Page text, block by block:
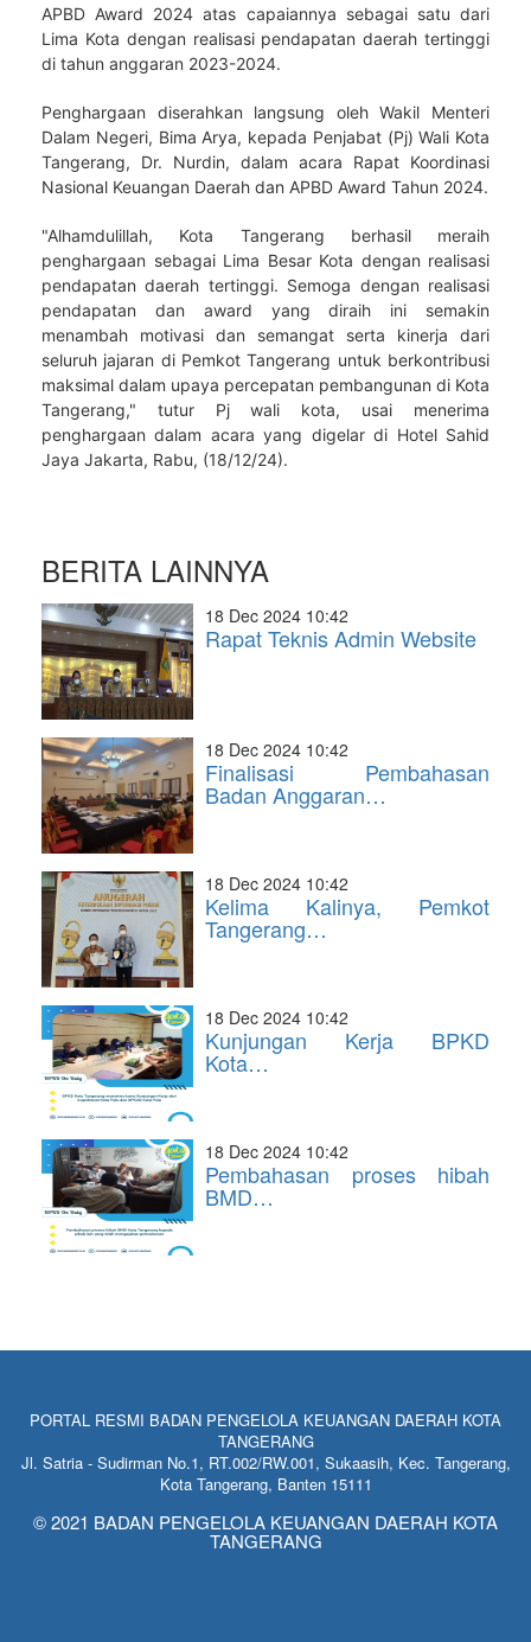
APBD Award 2024 atas capaiannya sebagai satu dari
Lima Kota dengan realisasi pendapatan daerah tertinggi
di tahun anggaran 2023-2024.
Penghargaan diserahkan langsung oleh Wakil Menteri
Dalam Negeri, Bima Arya, kepada Penjabat (Pj) Wali Kota
Tangerang, Dr. Nurdin, dalam acara Rapat Koordinasi
Nasional Keuangan Daerah dan APBD Award Tahun 2024.
"Alhamdulillah, Kota Tangerang berhasil meraih
penghargaan sebagai Lima Besar Kota dengan realisasi
pendapatan daerah tertinggi. Semoga dengan realisasi
pendapatan dan award yang diraih ini semakin
menambah motivasi dan semangat serta kinerja dari
seluruh jajaran di Pemkot Tangerang untuk berkontribusi
maksimal dalam upaya percepatan pembangunan di Kota
Tangerang," tutur Pj wali kota, usai menerima
penghargaan dalam acara yang digelar di Hotel Sahid
Jaya Jakarta, Rabu, (18/12/24).
BERITA LAINNYA
18 Dec 2024 10:42
Rapat Teknis Admin Website
18 Dec 2024 10:42
Finalisasi Pembahasan
Badan Anggaran…
18 Dec 2024 10:42
Kelima Kalinya, Pemkot
Tangerang…
18 Dec 2024 10:42
Kunjungan Kerja BPKD
Kota…
18 Dec 2024 10:42
Pembahasan proses hibah
BMD…
PORTAL RESMI BADAN PENGELOLA KEUANGAN DAERAH KOTA
TANGERANG
Jl. Satria - Sudirman No.1, RT.002/RW.001, Sukaasih, Kec. Tangerang,
Kota Tangerang, Banten 15111
© 2021 BADAN PENGELOLA KEUANGAN DAERAH KOTA
TANGERANG